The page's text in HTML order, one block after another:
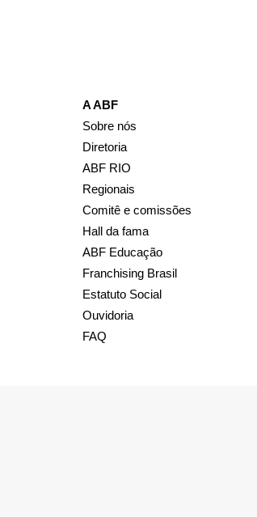
A ABF
Sobre nós
Diretoria
ABF RIO
Regionais
Comitê e comissões
Hall da fama
ABF Educação
Franchising Brasil
Estatuto Social
Ouvidoria
FAQ